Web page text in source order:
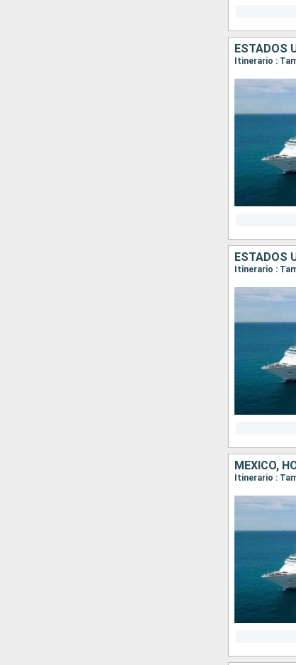
ESTADOS
Itinerario :
ESTADOS
Itinerario :
MÉXICO,
Itinerario :